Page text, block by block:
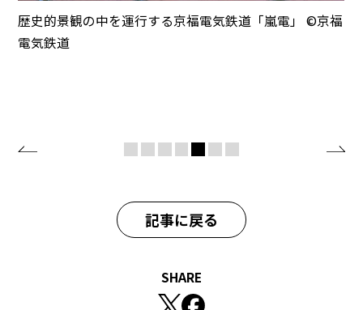
歴史的景観の中を運行する京福電気鉄道「嵐電」 ©️京福
電気鉄道
記事に戻る
SHARE